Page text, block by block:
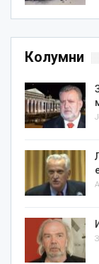
Колумни